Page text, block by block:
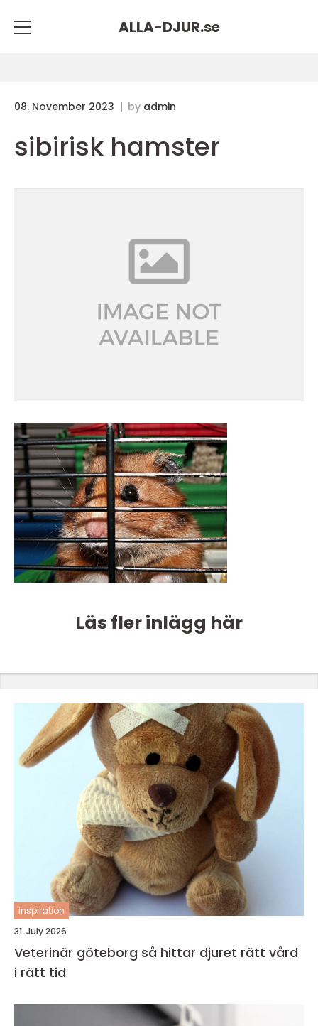
ALLA-DJUR.se
08. November 2023 by admin
sibirisk hamster
Läs fler inlägg här
inspiration
31. July 2026
Veterinär göteborg så hittar djuret rätt vård
i rätt tid